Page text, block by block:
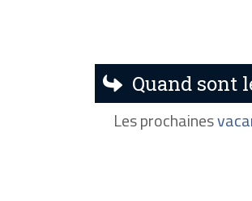
Quand sont
Les prochaines